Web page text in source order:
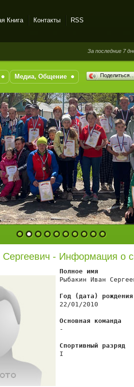
Книга Контакты RSS
За последние 7 дней
Медиа, Общение
1 2 3 4 5 6 7 8 9 10
- Информация о
Полное имя
Рыбакин Иван
Год (дата) рождения
22/01/2010
Основная команда
-
Спортивный разряд
I